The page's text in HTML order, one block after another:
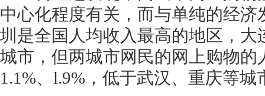
中心化程度有关，而与单纯的经济
圳是全国人均收入最高的地区，大
城市，但两城市网民的网上购物的
1.1%、l.9%，低于武汉、重庆等城